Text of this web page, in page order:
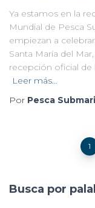
Ya estamos en la
Mundial de Pesca
empiezan a
Santa María del
recepción oficial de
Leer más…
Por Pesca
1
Busca por